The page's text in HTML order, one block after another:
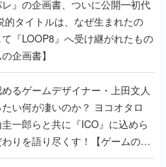
レ』の企画書、ついに公開━初代
的タイトルは、なぜ生まれたの
『LOOP8』へ受け継がれたもの
企画書】
るゲームデザイナー・上田文人
い何が凄いのか？ ヨコオタロ
一郎らと共に『ICO』に込めら
りを語り尽くす！【ゲームの企